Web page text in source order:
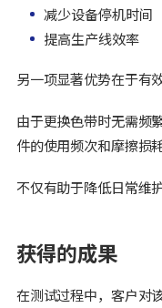
减少设备停机时间
提高生产线效率
另一项显著优势在于有
由于更换色带时无需频
件的使用频次和摩擦损
不仅有助于降低日常维
获得的成果
在测试过程中，客户对